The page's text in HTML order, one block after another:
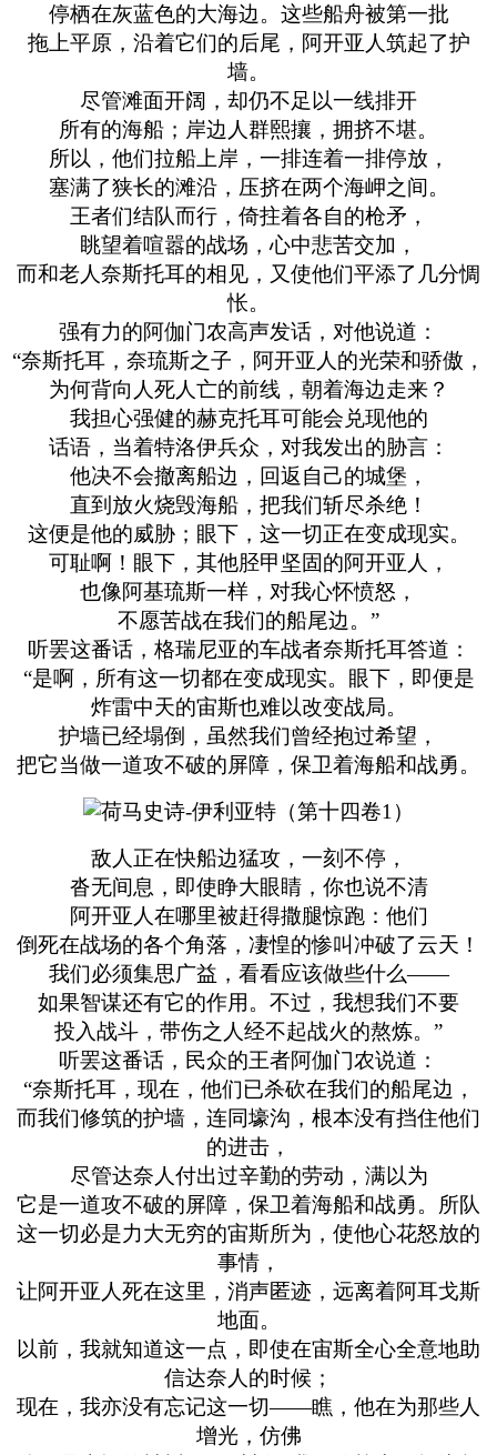
停栖在灰蓝色的大海边。这些船舟被第一批
拖上平原，沿着它们的后尾，阿开亚人筑起了护
墙。
尽管滩面开阔，却仍不足以一线排开
所有的海船；岸边人群熙攘，拥挤不堪。
所以，他们拉船上岸，一排连着一排停放，
塞满了狭长的滩沿，压挤在两个海岬之间。
王者们结队而行，倚拄着各自的枪矛，
眺望着喧嚣的战场，心中悲苦交加，
而和老人奈斯托耳的相见，又使他们平添了几分惆
怅。
强有力的阿伽门农高声发话，对他说道：
“奈斯托耳，奈琉斯之子，阿开亚人的光荣和骄傲，
为何背向人死人亡的前线，朝着海边走来？
我担心强健的赫克托耳可能会兑现他的
话语，当着特洛伊兵众，对我发出的胁言：
他决不会撤离船边，回返自己的城堡，
直到放火烧毁海船，把我们斩尽杀绝！
这便是他的威胁；眼下，这一切正在变成现实。
可耻啊！眼下，其他胫甲坚固的阿开亚人，
也像阿基琉斯一样，对我心怀愤怒，
不愿苦战在我们的船尾边。”
听罢这番话，格瑞尼亚的车战者奈斯托耳答道：
“是啊，所有这一切都在变成现实。眼下，即便是
炸雷中天的宙斯也难以改变战局。
护墙已经塌倒，虽然我们曾经抱过希望，
把它当做一道攻不破的屏障，保卫着海船和战勇。
敌人正在快船边猛攻，一刻不停，
沓无间息，即使睁大眼睛，你也说不清
阿开亚人在哪里被赶得撒腿惊跑：他们
倒死在战场的各个角落，凄惶的惨叫冲破了云天！
我们必须集思广益，看看应该做些什么——
如果智谋还有它的作用。不过，我想我们不要
投入战斗，带伤之人经不起战火的熬炼。”
听罢这番话，民众的王者阿伽门农说道：
“奈斯托耳，现在，他们已杀砍在我们的船尾边，
而我们修筑的护墙，连同壕沟，根本没有挡住他们
的进击，
尽管达奈人付出过辛勤的劳动，满以为
它是一道攻不破的屏障，保卫着海船和战勇。所队
这一切必是力大无穷的宙斯所为，使他心花怒放的
事情，
让阿开亚人死在这里，消声匿迹，远离着阿耳戈斯
地面。
以前，我就知道这一点，即使在宙斯全心全意地助
信达奈人的时候；
现在，我亦没有忘记这一切——瞧，他在为那些人
增光，仿佛